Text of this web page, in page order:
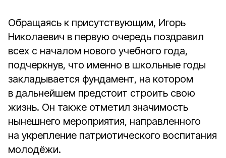
Обращаясь к присутствующим, Игорь
Николаевич в первую очередь поздравил
всех с началом нового учебного года,
подчеркнув, что именно в школьные годы
закладывается фундамент, на котором
в дальнейшем предстоит строить свою
жизнь. Он также отметил значимость
нынешнего мероприятия, направленного
на укрепление патриотического воспитания
молодёжи.